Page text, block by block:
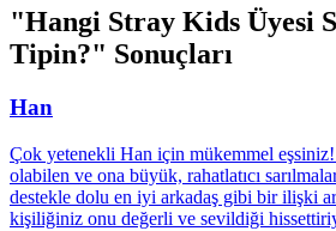
"Hangi Stray Kids Üyesi
Tipin?" Sonuçları
Han
Çok yetenekli Han için mükemmel
olabilen ve ona büyük, rahatlatıcı
destekle dolu en iyi arkadaş gibi bir ilişki
kişiliğiniz onu değerli ve sevildiği